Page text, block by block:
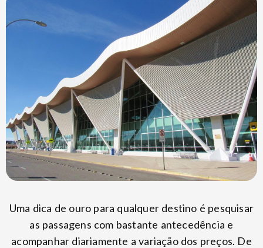
Uma dica de ouro para qualquer destino é pesquisar
as passagens com bastante antecedência e
acompanhar diariamente a variação dos preços. De